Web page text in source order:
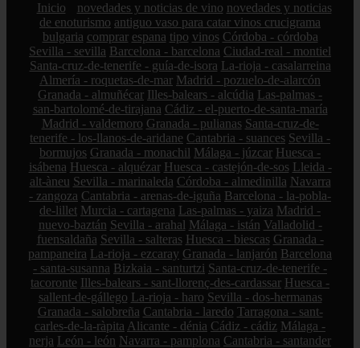
Inicio novedades y noticias de vino novedades y noticias
de enoturismo antiguo vaso para catar vinos crucigrama
bulgaria comprar espana tipo vinos Córdoba - córdoba
Sevilla - sevilla Barcelona - barcelona Ciudad-real - montiel
Santa-cruz-de-tenerife - guía-de-isora La-rioja - casalarreina
Almería - roquetas-de-mar Madrid - pozuelo-de-alarcón
Granada - almuñécar Illes-balears - alcúdia Las-palmas -
san-bartolomé-de-tirajana Cádiz - el-puerto-de-santa-maría
Madrid - valdemoro Granada - pulianas Santa-cruz-de-
tenerife - los-llanos-de-aridane Cantabria - suances Sevilla -
bormujos Granada - monachil Málaga - júzcar Huesca -
isábena Huesca - alquézar Huesca - castejón-de-sos Lleida -
alt-àneu Sevilla - marinaleda Córdoba - almedinilla Navarra
- zangoza Cantabria - arenas-de-iguña Barcelona - la-pobla-
de-lillet Murcia - cartagena Las-palmas - yaiza Madrid -
nuevo-baztán Sevilla - arahal Málaga - istán Valladolid -
fuensaldaña Sevilla - salteras Huesca - biescas Granada -
pampaneira La-rioja - ezcaray Granada - lanjarón Barcelona
- santa-susanna Bizkaia - santurtzi Santa-cruz-de-tenerife -
tacoronte Illes-balears - sant-llorenç-des-cardassar Huesca -
sallent-de-gállego La-rioja - haro Sevilla - dos-hermanas
Granada - salobreña Cantabria - laredo Tarragona - sant-
carles-de-la-ràpita Alicante - dénia Cádiz - cádiz Málaga -
nerja León - león Navarra - pamplona Cantabria - santander